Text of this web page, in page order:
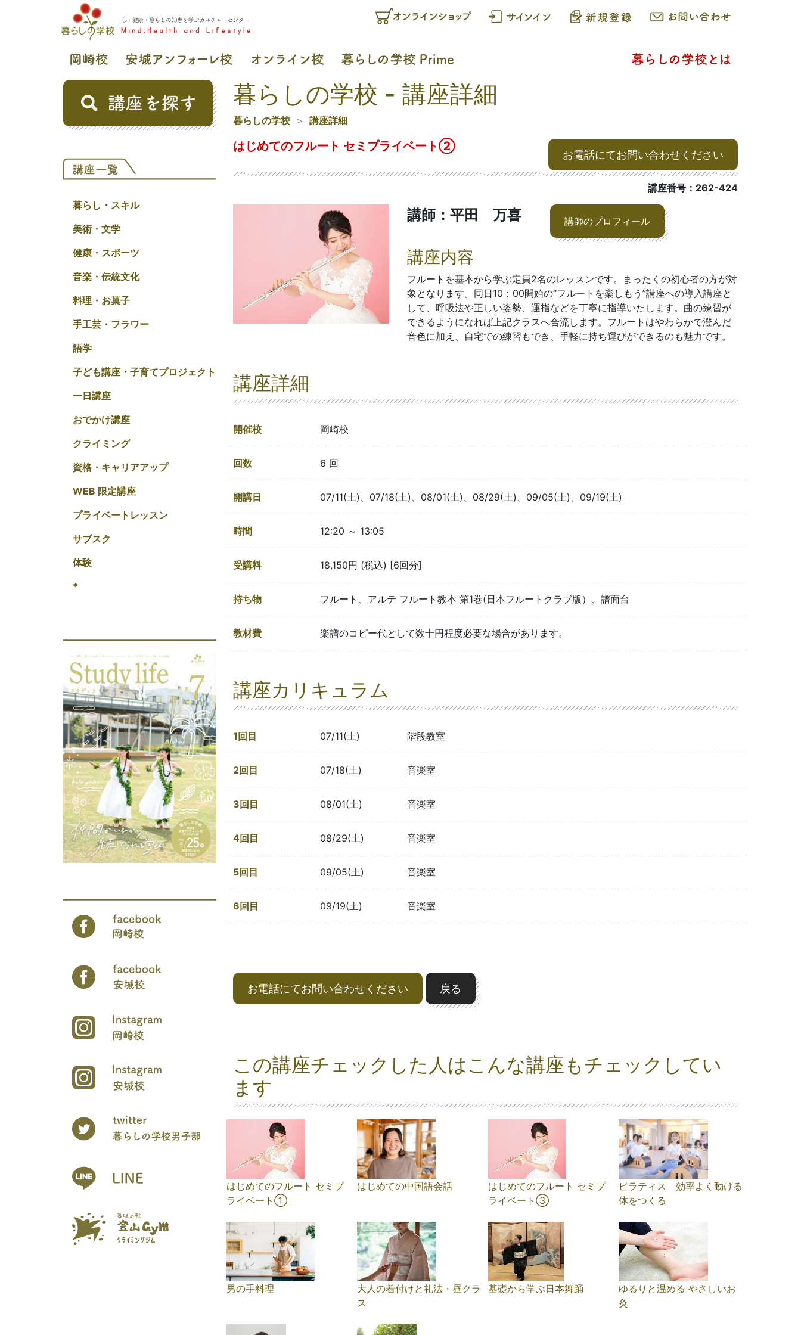
暮らし・スキル
美術・文学
健康・スポーツ
音楽・伝統文化
料理・お菓子
手工芸・フラワー
語学
子ども講座・子育てプロジェクト
一日講座
おでかけ講座
クライミング
資格・キャリアアップ
WEB 限定講座
プライベートレッスン
サブスク
体験
*
暮らしの学校 - 講座詳細
暮らしの学校 講座詳細
はじめてのフルート セミプライベート②
お電話にてお問い合わせください
講座番号：262-424
講師：平田 万喜 講師のプロフィール
講座内容
フルートを基本から学ぶ定員2名のレッスンです。まったくの初心者の方が対
象となります。同日10：00開始の“フルートを楽しもう”講座への導入講座と
して、呼吸法や正しい姿勢、運指などを丁寧に指導いたします。曲の練習が
できるようになれば上記クラスへ合流します。フルートはやわらかで澄んだ
音色に加え、自宅での練習もでき、手軽に持ち運びができるのも魅力です。
講座詳細
開催校 岡崎校
回数 6 回
開講日 07/11(土)、07/18(土)、08/01(土)、08/29(土)、09/05(土)、09/19(土)
時間 12:20 ～ 13:05
受講料 18,150円 (税込) [6回分]
持ち物 フルート、アルテ フルート教本 第1巻(日本フルートクラブ版）、譜面台
教材費 楽譜のコピー代として数十円程度必要な場合があります。
講座カリキュラム
1回目 07/11(土) 階段教室
2回目 07/18(土) 音楽室
3回目 08/01(土) 音楽室
4回目 08/29(土) 音楽室
5回目 09/05(土) 音楽室
6回目 09/19(土) 音楽室
お電話にてお問い合わせください 戻る
この講座チェックした人はこんな講座もチェックしてい
ます
はじめてのフルート セミプ
ライベート①
はじめての中国語会話
はじめてのフルート セミプ
ライベート③
ピラティス 効率よく動ける
体をつくる
男の手料理
大人の着付けと礼法・昼クラ
ス
基礎から学ぶ日本舞踊
ゆるりと温める やさしいお
灸